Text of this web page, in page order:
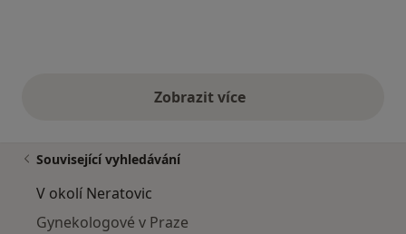
Zobrazit vícevýše uvedené názory
Související vyhledávání
V okolí Neratovic
Gynekologové v Praze